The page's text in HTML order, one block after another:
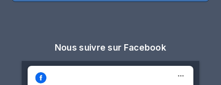
Nous suivre sur Facebook